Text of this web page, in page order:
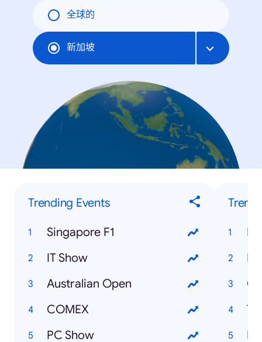
全球的
新加坡
Trending Events
Singapore F1
IT Show
Australian Open
COMEX
PC Show